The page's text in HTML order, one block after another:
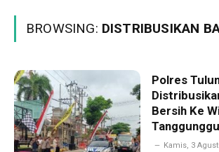
BROWSING: DISTRIBUSIKAN
Polres
Bersih Ke
Kamis, 3